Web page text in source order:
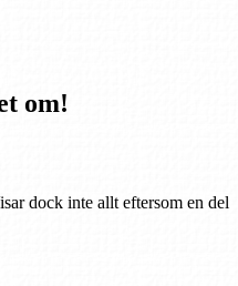
om!
dock inte allt eftersom en del